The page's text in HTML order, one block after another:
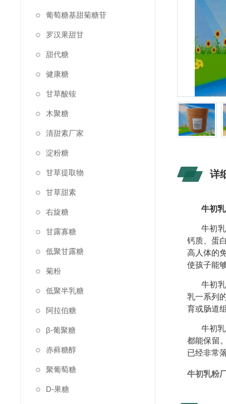
葡萄糖基甜菊糖苷
罗汉果甜甘
甜代糖
健康糖
甘草酸铵
木聚糖
清甜素厂家
淀粉糖
甘草提取物
甘草甜素
右旋糖
甘露寡糖
低聚甘露糖
菊粉
低聚半乳糖
阿拉伯糖
β-葡聚糖
赤藓糖醇
聚葡萄糖
D-果糖
详
牛初
牛初
钙质、蛋
高人体的
使孩子能
牛初
乳一系列
育或肠道
牛初
都能保留
已经非常
牛初乳粉